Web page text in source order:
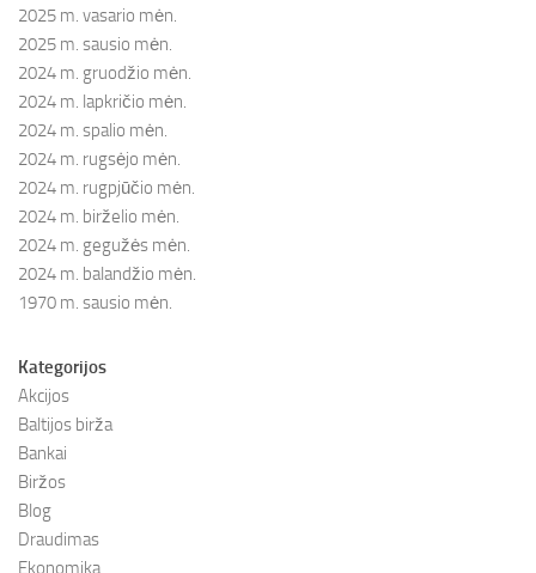
2025 m. vasario mėn.
2025 m. sausio mėn.
2024 m. gruodžio mėn.
2024 m. lapkričio mėn.
2024 m. spalio mėn.
2024 m. rugsėjo mėn.
2024 m. rugpjūčio mėn.
2024 m. birželio mėn.
2024 m. gegužės mėn.
2024 m. balandžio mėn.
1970 m. sausio mėn.
Kategorijos
Akcijos
Baltijos birža
Bankai
Biržos
Blog
Draudimas
Ekonomika